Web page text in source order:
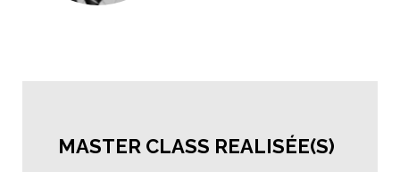
MASTER CLASS REALISÉE(S)